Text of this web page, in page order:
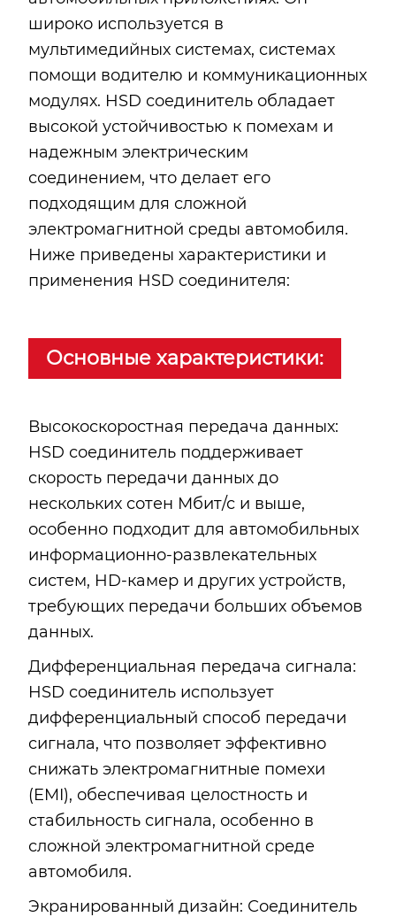
широко используется в
мультимедийных системах, системах
помощи водителю и коммуникационных
модулях. HSD соединитель обладает
высокой устойчивостью к помехам и
надежным электрическим
соединением, что делает его
подходящим для сложной
электромагнитной среды автомобиля.
Ниже приведены характеристики и
применения HSD соединителя:
Основные характеристики:
Высокоскоростная передача данных:
HSD соединитель поддерживает
скорость передачи данных до
нескольких сотен Мбит/с и выше,
особенно подходит для автомобильных
информационно-развлекательных
систем, HD-камер и других устройств,
требующих передачи больших объемов
данных.
Дифференциальная передача сигнала:
HSD соединитель использует
дифференциальный способ передачи
сигнала, что позволяет эффективно
снижать электромагнитные помехи
(EMI), обеспечивая целостность и
стабильность сигнала, особенно в
сложной электромагнитной среде
автомобиля.
Экранированный дизайн: Соединитель